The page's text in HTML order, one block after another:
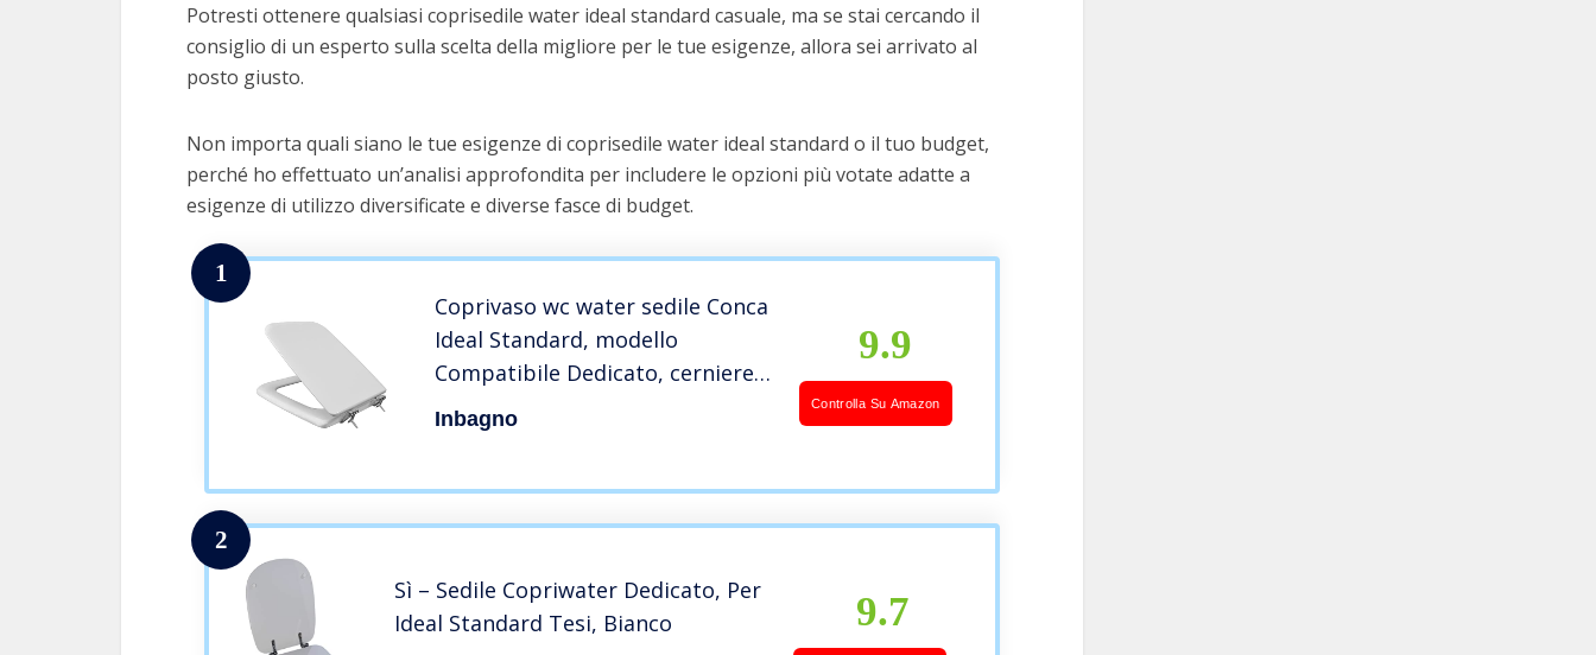
Potresti ottenere qualsiasi coprisedile water ideal standard casuale, ma se stai cercando il
consiglio di un esperto sulla scelta della migliore per le tue esigenze, allora sei arrivato al
posto giusto.
Non importa quali siano le tue esigenze di coprisedile water ideal standard o il tuo budget,
perché ho effettuato un’analisi approfondita per includere le opzioni più votate adatte a
esigenze di utilizzo diversificate e diverse fasce di budget.
1
Coprivaso wc water sedile Conca
Ideal Standard, modello
Compatibile Dedicato, cerniere
metallo cromo (Bianco Ideal
Standard)
Inbagno
9.9
Controlla Su Amazon
2
Sì – Sedile Copriwater Dedicato, Per
Ideal Standard Tesi, Bianco
9.7